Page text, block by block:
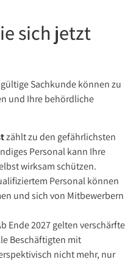
sich jetzt
Sachkunde können zu
und Ihre behördliche
zählt zu den gefährlichsten
Personal kann Ihre
wirksam schützen.
Personal können
und sich von Mitbewerbern
Ende 2027 gelten verschärfte
Beschäftigten mit
nicht mehr, nur